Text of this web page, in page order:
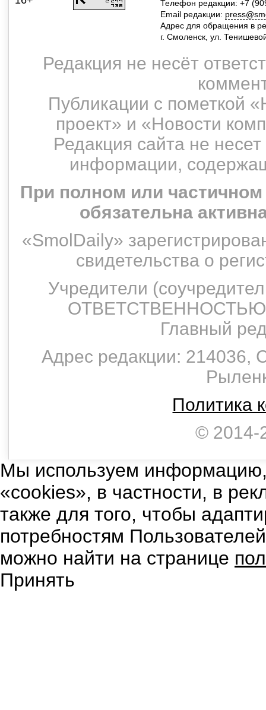
Телефон редакции: +7
Email редакции:
Адрес для обращения в
г. Смоленск, ул.
Редакция не несёт
Публикации с пометкой
проект» и «Новости
Редакция сайта не
информации,
При полном или
обязательна
«SmolDaily»
свидетельства о
Учредители
Главный
Адрес редакции: 214036,
Политика
© 2014-
Мы используем
«cookies», в частности, в
также для того, чтобы
потребностям
можно найти на странице
Принять